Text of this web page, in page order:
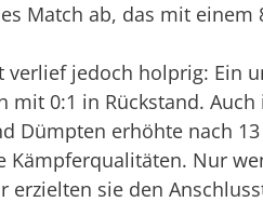
Match ab, das mit einem
verlief jedoch holprig: Ein
mit 0:1 in Rückstand.
Dümpten erhöhte nach
Kämpferqualitäten. Nur
erzielten sie den